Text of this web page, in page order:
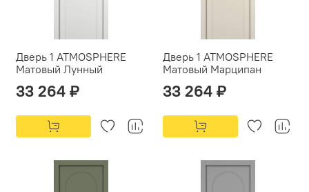
Дверь 1 ATMOSPHERE
Матовый Лунный
33 264 ₽
Дверь 1 ATMOSPHERE
Матовый Марципан
33 264 ₽